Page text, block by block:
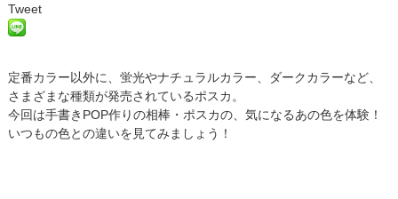
Tweet
定番カラー以外に、蛍光やナチュラルカラー、ダークカラーなど、
さまざまな種類が発売されているポスカ。
今回は手書きPOP作りの相棒・ポスカの、気になるあの色を体験！
いつもの色との違いを見てみましょう！